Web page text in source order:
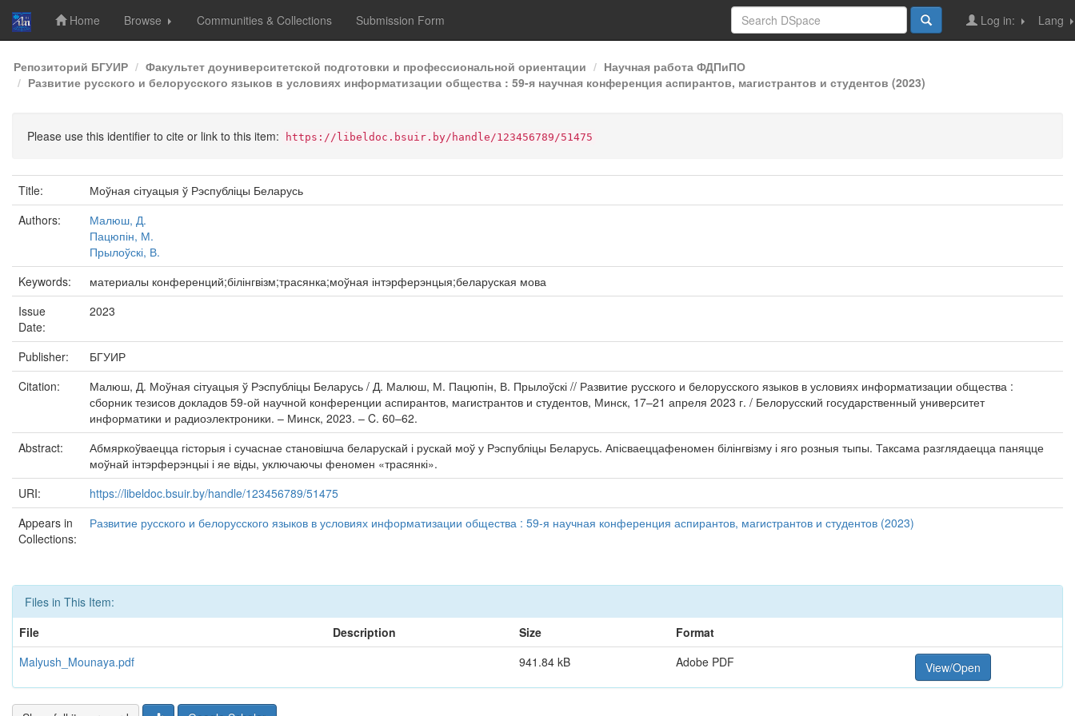
Skip
navigation
Home Browse Communities & Collections Submission Form Lang
Log in:
Репозиторий БГУИР Факультет доуниверситетской подготовки и профессиональной ориентации
Научная работа ФДПиПО
Развитие русского и белорусского языков в условиях информатизации общества : 59-я научная конференция аспирантов, магистрантов и студентов (2023)
Please use this identifier to cite or link to this item: https://libeldoc.bsuir.by/handle/123456789/51475
Title:
Моўная сітуацыя ў Рэспубліцы Беларусь
Authors:
Малюш, Д.
Пацюпін, М.
Прылоўскі, В.
Keywords:
материалы конференций;білінгвізм;трасянка;моўная інтэрферэнцыя;беларуская мова
Issue
Date:
2023
Publisher:
БГУИР
Citation:
Малюш, Д. Моўная сітуацыя ў Рэспубліцы Беларусь / Д. Малюш, М. Пацюпін, В. Прылоўскі // Развитие русского и белорусского языков в условиях информатизации общества :
сборник тезисов докладов 59-ой научной конференции аспирантов, магистрантов и студентов, Минск, 17–21 апреля 2023 г. / Белорусский государственный университет
информатики и радиоэлектроники. – Минск, 2023. – C. 60–62.
Abstract:
Абмяркоўваецца гісторыя і сучаснае становішча беларускай і рускай моў у Рэспубліцы Беларусь. Апісваеццафеномен білінгвізму і яго розныя тыпы. Таксама разглядаецца паняцце
моўнай інтэрферэнцыі і яе віды, уключаючы феномен «трасянкі».
URI:
https://libeldoc.bsuir.by/handle/123456789/51475
Appears in
Collections:
Развитие русского и белорусского языков в условиях информатизации общества : 59-я научная конференция аспирантов, магистрантов и студентов (2023)
Files in This Item:
File
Description Size
Format
Malyush_Mounaya.pdf
941.84 kB Adobe PDF View/Open